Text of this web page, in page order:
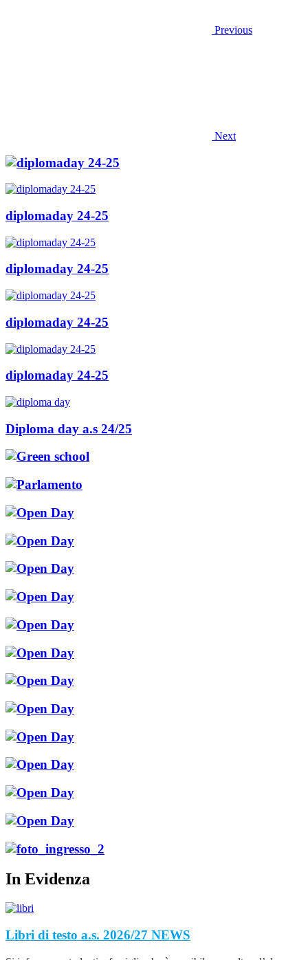
Previous
Next
diplomaday 24-25
diplomaday 24-25
diplomaday 24-25
diplomaday 24-25
Diploma day a.s 24/25
In Evidenza
Libri di testo a.s. 2026/27 NEWS